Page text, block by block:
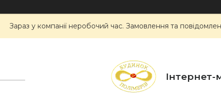
Зараз у компанії неробочий час. Замовлення та